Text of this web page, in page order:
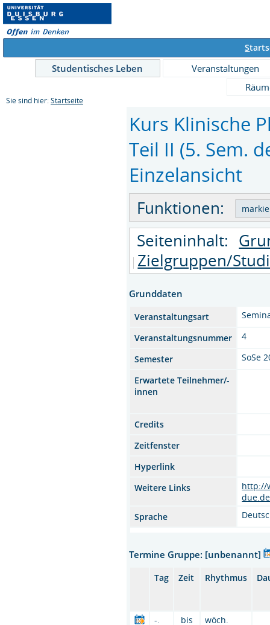
S
Studentisches Leben
Veranstaltungen
Sie sind hier: Startseite
Kurs Klinische
Teil II (5. Sem.
Einzelansicht
Funktionen:
Seiteninhalt:
Zielgruppen/
Grunddaten
Veranstaltungsart
Veranstaltungsnummer
4
Semester
SoSe
Erwartete Teilnehmer/-
innen
Credits
Zeitfenster
Hyperlink
Weitere Links
http://
Sprache
Termine Gruppe: [unbenannt]
Tag Zeit Rhythmus
-. bis wöch.